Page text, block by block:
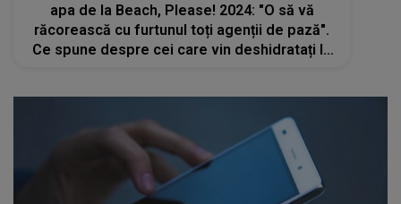
apa de la Beach, Please! 2024: "O să vă
răcorească cu furtunul toți agenții de pază".
Ce spune despre cei care vin deshidratați la